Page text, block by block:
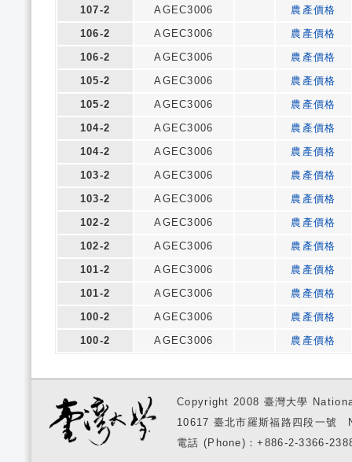
107-2
AGEC3006
農產價格
106-2
AGEC3006
農產價格
106-2
AGEC3006
農產價格
105-2
AGEC3006
農產價格
105-2
AGEC3006
農產價格
104-2
AGEC3006
農產價格
104-2
AGEC3006
農產價格
103-2
AGEC3006
農產價格
103-2
AGEC3006
農產價格
102-2
AGEC3006
農產價格
102-2
AGEC3006
農產價格
101-2
AGEC3006
農產價格
101-2
AGEC3006
農產價格
100-2
AGEC3006
農產價格
100-2
AGEC3006 農產價格
Copyright 2008 臺灣大學
10617 臺北市羅斯福路四段一
電話 (Phone)：+886-2-3366-